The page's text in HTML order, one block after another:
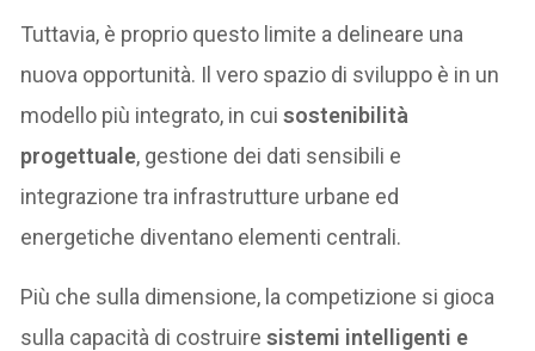
Tuttavia, è proprio questo limite a delineare una
nuova opportunità. Il vero spazio di sviluppo è in un
modello più integrato, in cuisostenibilità
progettuale, gestione dei dati sensibili e
integrazione tra infrastrutture urbane ed
energetiche diventano elementi centrali.
Più che sulla dimensione, la competizione si gioca
sulla capacità di costruiresistemi intelligenti e